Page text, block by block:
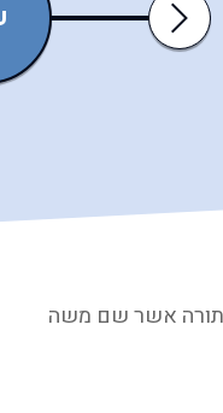
ואתחנן
Next
אשר שם משה